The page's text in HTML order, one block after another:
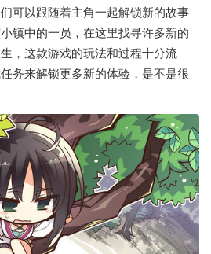
可以跟随着主角一起解锁新的故事
镇中的一员，在这里找寻许多新的
，这款游戏的玩法和过程十分流
务来解锁更多新的体验，是不是很